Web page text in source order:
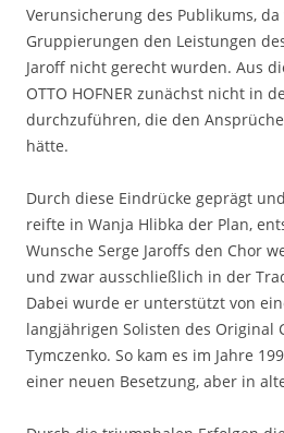
Verunsicherung des Publikums,
Gruppierungen den Leistungen
Jaroff nicht gerecht wurden. Aus
OTTO HOFNER zunächst nicht in
durchzuführen, die den
hätte.
Durch diese Eindrücke geprägt
reifte in Wanja Hlibka der Plan,
Wunsche Serge Jaroffs den Chor
und zwar ausschließlich in der
Dabei wurde er unterstützt von
langjährigen Solisten des Original
Tymczenko. So kam es im Jahre
einer neuen Besetzung, aber in